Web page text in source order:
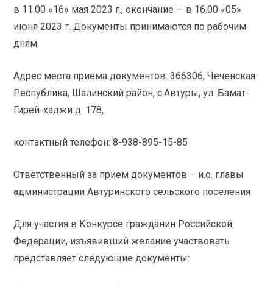
в 11.00 «16» мая 2023 г., окончание — в 16.00 «05»
июня 2023 г. Документы принимаются по рабочим
дням.
Адрес места приема документов: 366306, Чеченская
Республика, Шалинский район, с.Автуры, ул. Бамат-
Гирей-хаджи д. 178,
контактный телефон: 8-938-895-15-85
Ответственный за прием документов – и.о. главы
администрации Автуринского сельского поселения
Для участия в Конкурсе гражданин Российской
Федерации, изъявивший желание участвовать
представляет следующие документы: